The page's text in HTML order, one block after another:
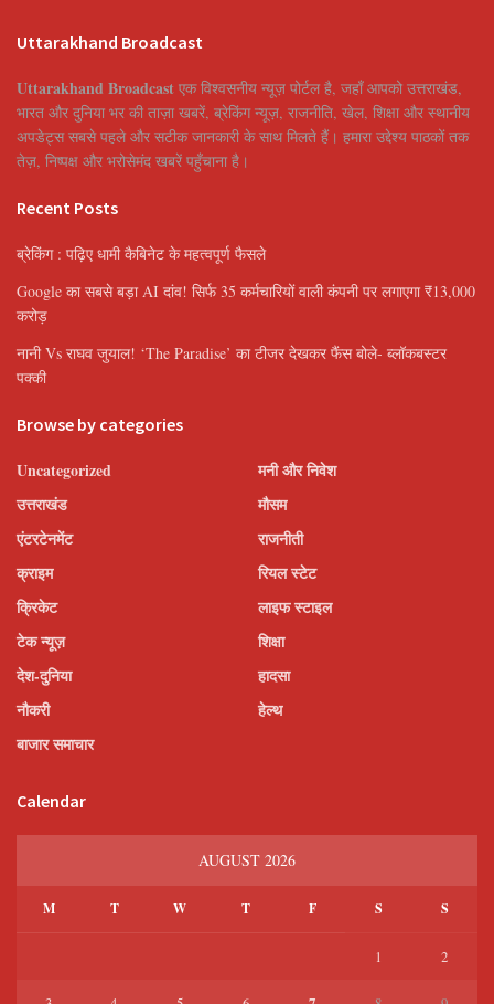
Uttarakhand Broadcast
Uttarakhand Broadcast एक विश्वसनीय न्यूज़ पोर्टल है, जहाँ आपको उत्तराखंड,
भारत और दुनिया भर की ताज़ा खबरें, ब्रेकिंग न्यूज़, राजनीति, खेल, शिक्षा और स्थानीय
अपडेट्स सबसे पहले और सटीक जानकारी के साथ मिलते हैं। हमारा उद्देश्य पाठकों तक
तेज़, निष्पक्ष और भरोसेमंद खबरें पहुँचाना है।
Recent Posts
ब्रेकिंग : पढ़िए धामी कैबिनेट के महत्वपूर्ण फैसले
Google का सबसे बड़ा AI दांव! सिर्फ 35 कर्मचारियों वाली कंपनी पर लगाएगा ₹13,000
करोड़
नानी Vs राघव जुयाल! ‘The Paradise’ का टीजर देखकर फैंस बोले- ब्लॉकबस्टर
पक्की
Browse by categories
Uncategorized
उत्तराखंड
एंटरटेनमेंट
क्राइम
क्रिकेट
टेक न्यूज़
देश-दुनिया
नौकरी
बाजार समाचार
मनी और निवेश
मौसम
राजनीती
रियल स्टेट
लाइफ स्टाइल
शिक्षा
हादसा
हेल्थ
Calendar
AUGUST 2026
M T W T F S S
1 2